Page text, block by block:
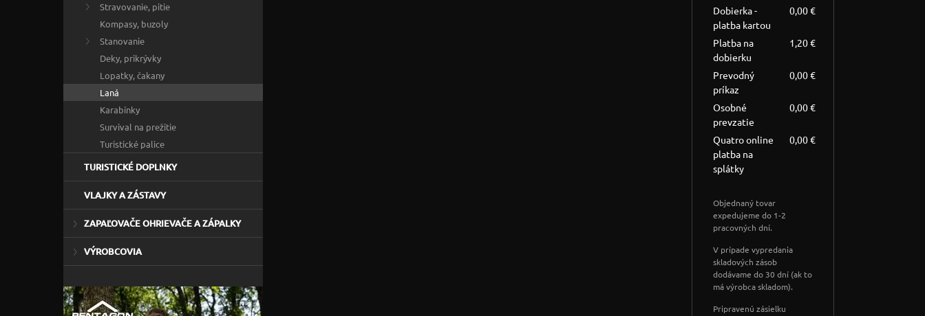
Dobierka -
platba kartou
0,00 €
Platba na
dobierku
1,20 €
Prevodný
príkaz
0,00 €
Osobné
prevzatie
0,00 €
Quatro online
platba na
splátky
0,00 €
Objednaný tovar
expedujeme do 1-2
pracovných dní.
V prípade vypredania
skladových zásob
dodávame do 30 dní (ak to
má výrobca skladom).
Pripravenú zásielku
Stravovanie, pitie
Kompasy, buzoly
Stanovanie
Deky, prikrývky
Lopatky, čakany
Laná
Karabínky
Survival na prežitie
Turistické palice
TURISTICKÉ DOPLNKY
VLAJKY A ZÁSTAVY
ZAPAĽOVAČE OHRIEVAČE A ZÁPALKY
VÝROBCOVIA